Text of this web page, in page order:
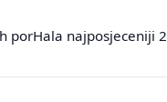
porHala najposjeceniji 2